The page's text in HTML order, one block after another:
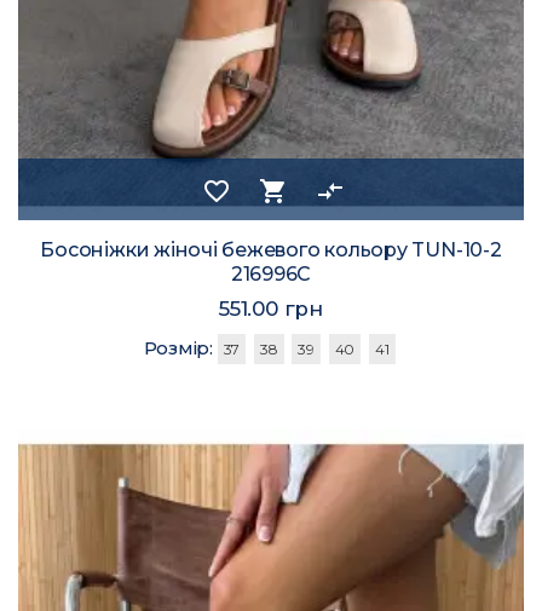
favorite_border shopping_cart compare_arrows
Босоніжки жіночі бежевого кольору TUN-10-2
216996C
551.00 грн
Розмір: 37 38 39 40 41